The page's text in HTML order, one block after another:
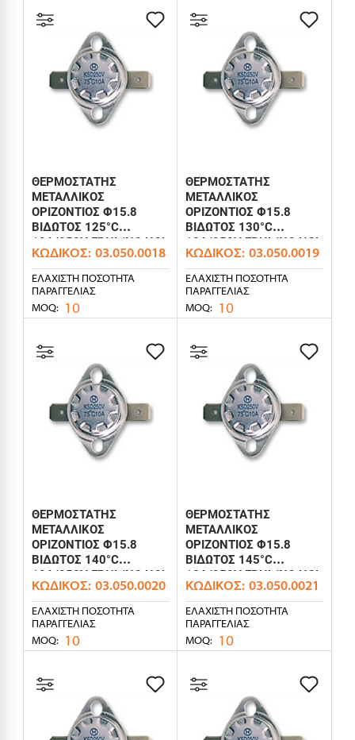
ΘΕΡΜΟΣΤΑΤΗΣ
ΜΕΤΑΛΛΙΚΟΣ
ΟΡΙΖΟΝΤΙΟΣ Φ15.8
ΒΙΔΩΤΟΣ 125°C
10A/250V FBHL/NC HOL
ΚΩΔΙΚΌΣ: 03.050.0018
ΕΛΆΧΙΣΤΗ ΠΟΣΌΤΗΤΑ
ΠΑΡΑΓΓΕΛΊΑΣ
MOQ: 10
ΘΕΡΜΟΣΤΑΤΗΣ
ΜΕΤΑΛΛΙΚΟΣ
ΟΡΙΖΟΝΤΙΟΣ Φ15.8
ΒΙΔΩΤΟΣ 130°C
10A/250V FBHL/NC HOL
ΚΩΔΙΚΌΣ: 03.050.0019
ΕΛΆΧΙΣΤΗ ΠΟΣΌΤΗΤΑ
ΠΑΡΑΓΓΕΛΊΑΣ
MOQ: 10
ΘΕΡΜΟΣΤΑΤΗΣ
ΜΕΤΑΛΛΙΚΟΣ
ΟΡΙΖΟΝΤΙΟΣ Φ15.8
ΒΙΔΩΤΟΣ 140°C
10A/250V FBHL/NC HOL
ΚΩΔΙΚΌΣ: 03.050.0020
ΕΛΆΧΙΣΤΗ ΠΟΣΌΤΗΤΑ
ΠΑΡΑΓΓΕΛΊΑΣ
MOQ: 10
ΘΕΡΜΟΣΤΑΤΗΣ
ΜΕΤΑΛΛΙΚΟΣ
ΟΡΙΖΟΝΤΙΟΣ Φ15.8
ΒΙΔΩΤΟΣ 145°C
10A/250V FBHL/NC HOL
ΚΩΔΙΚΌΣ: 03.050.0021
ΕΛΆΧΙΣΤΗ ΠΟΣΌΤΗΤΑ
ΠΑΡΑΓΓΕΛΊΑΣ
MOQ: 10